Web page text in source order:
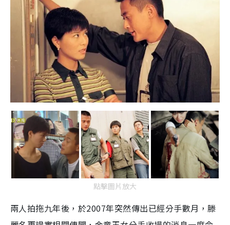
點擊圖片放大
兩人拍拖九年後，於2007年突然傳出已經分手數月，滕